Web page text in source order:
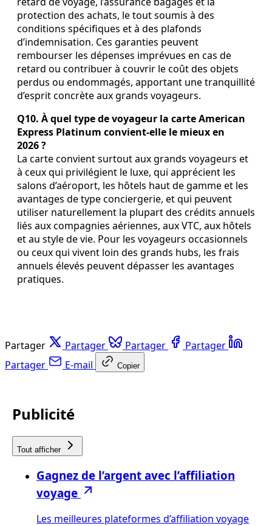
protection des achats, le tout soumis à des
conditions spécifiques et à des plafonds
d’indemnisation. Ces garanties peuvent
rembourser les dépenses imprévues en cas de
retard ou contribuer à couvrir le coût des objets
perdus ou endommagés, apportant une tranquillité
d’esprit concrète aux grands voyageurs.
Q10. À quel type de voyageur la carte American
Express Platinum convient‑elle le mieux en
2026 ?
La carte convient surtout aux grands voyageurs et
à ceux qui privilégient le luxe, qui apprécient les
salons d’aéroport, les hôtels haut de gamme et les
avantages de type conciergerie, et qui peuvent
utiliser naturellement la plupart des crédits annuels
liés aux compagnies aériennes, aux VTC, aux hôtels
et au style de vie. Pour les voyageurs occasionnels
ou ceux qui vivent loin des grands hubs, les frais
annuels élevés peuvent dépasser les avantages
pratiques.
Partager Partager Partager
Partager
Partager
E-mail Copier
Publicité
Tout afficher
Gagnez de l’argent avec l’affiliation
voyage
Les meilleures plateformes d’affiliation voyage